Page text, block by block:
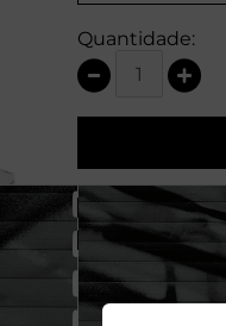
Quantidade: